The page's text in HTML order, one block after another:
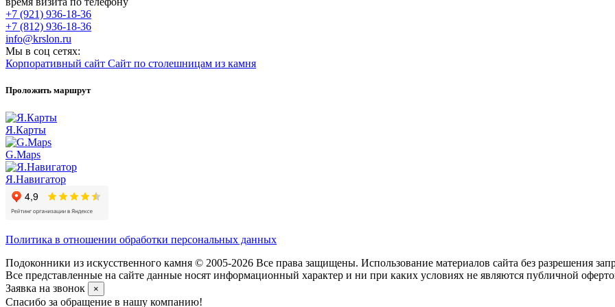
+7 (921) 936-18-36
+7 (812) 936-18-36
info@krslon.ru
Мы в соц сетях:
Корпоративный сайт Сайт по столешницам из камня
Проложить маршрут
Я.Карты
G.Maps
Я.Навигатор
Политика в отношении обработки персональных данных
Подоконники из искусственного камня © 2005-2026 Все права защищены. Использование материалов сайта без разрешения
Все представленные на сайте данные носят информационный характер и ни при каких условиях не являются публичной
Заявка на звонок
×
Спасибо за обращение в нашу компанию!